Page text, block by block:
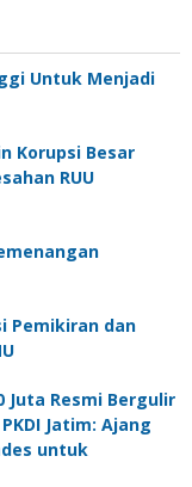
Untuk Menjadi
Korupsi Besar
RUU
Pemikiran dan
Juta Resmi Bergulir
Jatim: Ajang
untuk